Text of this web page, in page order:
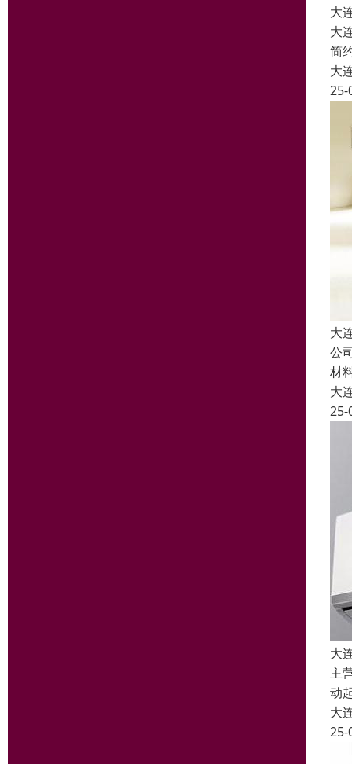
大
大
简
大
25-
大
公
材
大
25-
大
主
动
大
25-